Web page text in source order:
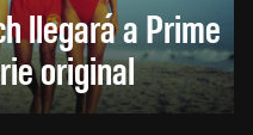
llegará a Prime
original